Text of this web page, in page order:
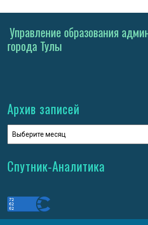
Управление образования
города Тулы
Архив записей
Спутник-Аналитика